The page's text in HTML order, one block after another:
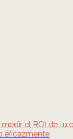
el ROI de tu
eficazmente